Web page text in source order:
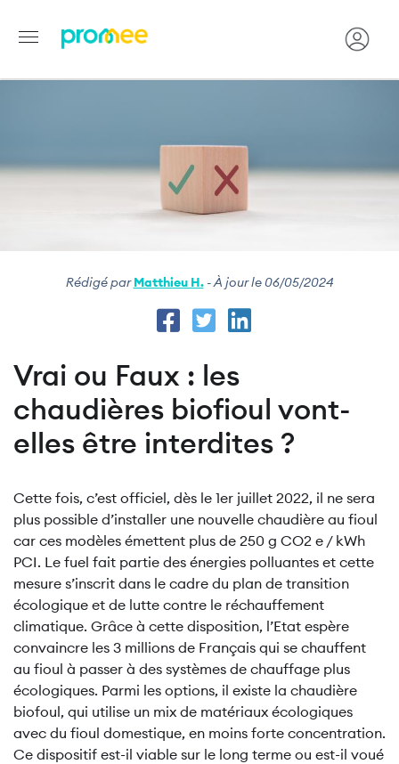
principal
Rédigé parMatthieu H.- À jour le 06/05/2024
Vrai ou Faux : les
chaudières biofioul vont-
elles être interdites ?
Cette fois, c’est officiel, dès le 1er juillet 2022, il ne sera
plus possible d’installer une nouvelle chaudière au fioul
car ces modèles émettent plus de 250 g CO2 e / kWh
PCI. Le fuel fait partie des énergies polluantes et cette
mesure s’inscrit dans le cadre du plan de transition
écologique et de lutte contre le réchauffement
climatique. Grâce à cette disposition, l’Etat espère
convaincre les 3 millions de Français qui se chauffent
au fioul à passer à des systèmes de chauffage plus
écologiques. Parmi les options, il existe la chaudière
biofoul, qui utilise un mix de matériaux écologiques
avec du fioul domestique, en moins forte concentration.
Ce dispositif est-il viable sur le long terme ou est-il voué